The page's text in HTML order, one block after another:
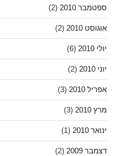
ספטמבר 2010 (2)
אוגוסט 2010 (2)
יולי 2010 (6)
יוני 2010 (2)
אפריל 2010 (3)
מרץ 2010 (3)
ינואר 2010 (1)
דצמבר 2009 (2)